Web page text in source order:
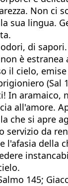
Non ci
sua lingua.
di
è
il cielo,
(Sal
In
all'amore.
che si apre
servizio da
l'afasia della
145;